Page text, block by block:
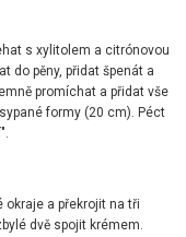
s xylitolem a citrónovou
do pěny, přidat špenát a
promíchat a přidat vše
formy (20 cm). Péct
okraje a překrojit na tři
dvě spojit krémem.